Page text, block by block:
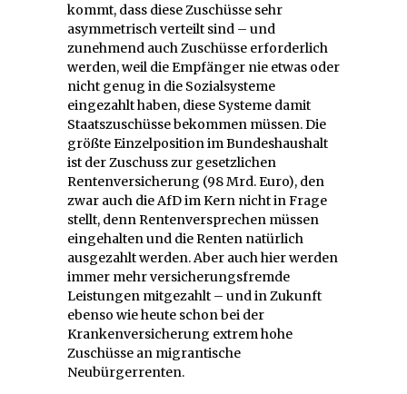
kommt, dass diese Zuschüsse sehr
asymmetrisch verteilt sind – und
zunehmend auch Zuschüsse erforderlich
werden, weil die Empfänger nie etwas oder
nicht genug in die Sozialsysteme
eingezahlt haben, diese Systeme damit
Staatszuschüsse bekommen müssen. Die
größte Einzelposition im Bundeshaushalt
ist der Zuschuss zur gesetzlichen
Rentenversicherung (98 Mrd. Euro), den
zwar auch die AfD im Kern nicht in Frage
stellt, denn Rentenversprechen müssen
eingehalten und die Renten natürlich
ausgezahlt werden. Aber auch hier werden
immer mehr versicherungsfremde
Leistungen mitgezahlt – und in Zukunft
ebenso wie heute schon bei der
Krankenversicherung extrem hohe
Zuschüsse an migrantische
Neubürgerrenten.